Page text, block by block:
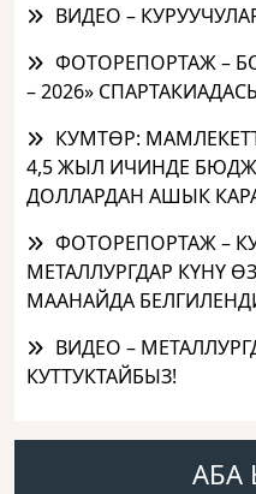
ВИДЕО –
ФОТОРЕПОРТАЖ –
– 2026»
КУМТӨР:
4,5 ЖЫЛ ИЧИНДЕ
ДОЛЛАРДАН АШЫК
ФОТОРЕПОРТАЖ –
МЕТАЛЛУРГДАР КҮНҮ
МААНАЙДА
ВИДЕО –
КУТТУКТАЙБЫЗ!
АБА